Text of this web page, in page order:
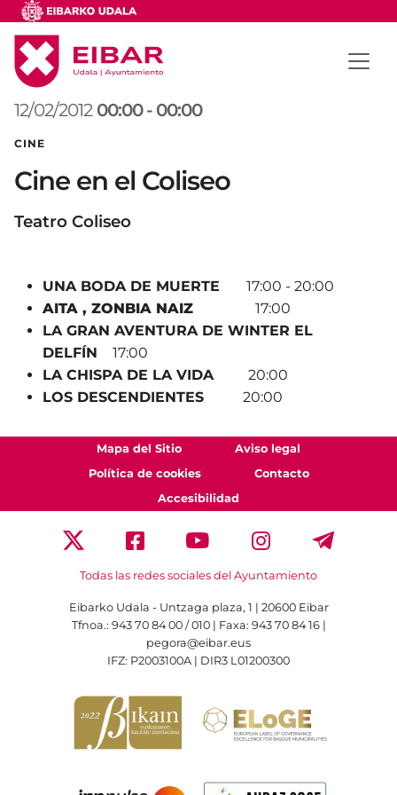
12/02/2012 00:00 - 00:00
CINE
Cine en el Coliseo
Teatro Coliseo
UNA BODA DE MUERTE 17:00 - 20:00
AITA , ZONBIA NAIZ 17:00
LA GRAN AVENTURA DE WINTER EL
DELFÍN
17:00
LA CHISPA DE LA VIDA
20:00
LOS DESCENDIENTES 20:00
Mapa del Sitio
Aviso legal
Política de cookies
Contacto
Accesibilidad
Todas las redes sociales del Ayuntamiento
Eibarko Udala - Untzaga plaza, 1 | 20600 Eibar
Tfnoa.: 943 70 84 00 / 010 | Faxa: 943 70 84 16 |
pegora@eibar.eus
IFZ: P2003100A | DIR3 L01200300